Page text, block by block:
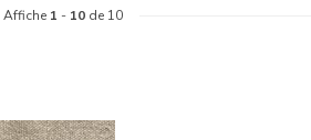
Affiche 1 - 10 de 10